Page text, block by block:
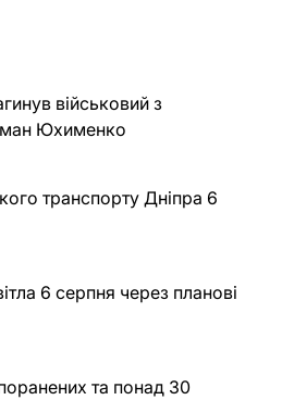
військовий з
Юхименко
транспорту Дніпра 6
6 серпня через планові
та понад 30